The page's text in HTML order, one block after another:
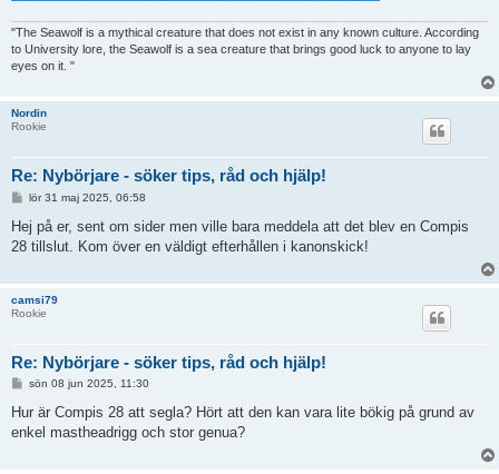
"The Seawolf is a mythical creature that does not exist in any known culture. According
to University lore, the Seawolf is a sea creature that brings good luck to anyone to lay
eyes on it. "
Nordin
Rookie
Re: Nybörjare - söker tips, råd och hjälp!
l
ä
g
lör 31 maj 2025, 06:58
Hej på er, sent om sider men ville bara meddela att det blev en Compis
28 tillslut. Kom över en väldigt efterhållen i kanonskick!
camsi79
Rookie
Re: Nybörjare - söker tips, råd och hjälp!
g
sön 08 jun 2025, 11:30
Hur är Compis 28 att segla? Hört att den kan vara lite bökig på grund av
enkel mastheadrigg och stor genua?